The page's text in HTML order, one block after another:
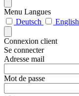
Menu Langues
Deutsch
English
Connexion client
Se connecter
Adresse mail
Mot de passe